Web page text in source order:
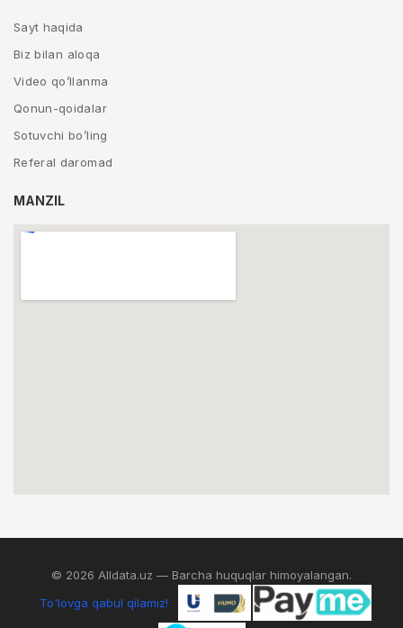
Sayt haqida
Biz bilan aloqa
Video qo’llanma
Qonun-qoidalar
Sotuvchi bo’ling
Referal daromad
MANZIL
© 2026 Alldata.uz — Barcha huquqlar himoyalangan.
To'lovga qabul qilamiz!